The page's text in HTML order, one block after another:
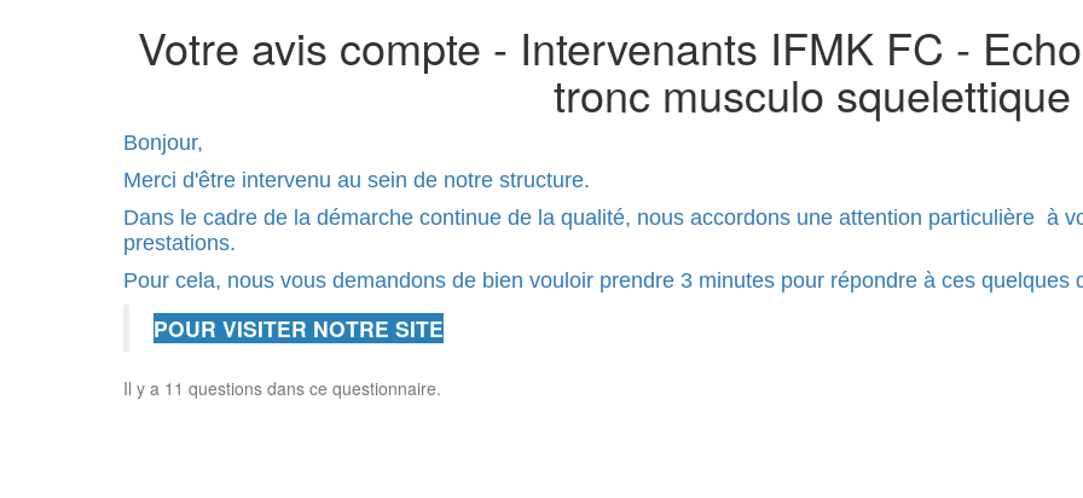
Votre avis compte - Intervenants IFMK FC -
tronc musculo squelettique
Bonjour,
Merci d'être intervenu au sein de notre structure.
Dans le cadre de la démarche continue de la qualité, nous accordons une attention particulière à
prestations.
Pour cela, nous vous demandons de bien vouloir prendre 3 minutes pour répondre à ces quelques
POUR VISITER NOTRE SITE
Il y a 11 questions dans ce questionnaire.